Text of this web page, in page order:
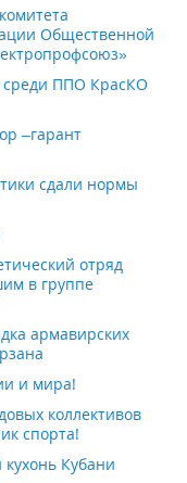
Общественной
среди ППО КрасКО
–гарант
сдали нормы
отряд
в группе
армавирских
и мира!
коллективов
спорта!
Кубани